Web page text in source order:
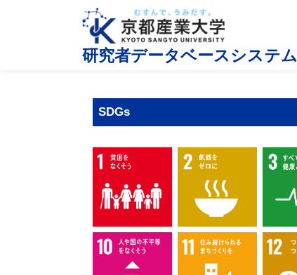
研究者データベースシステム
SDGs